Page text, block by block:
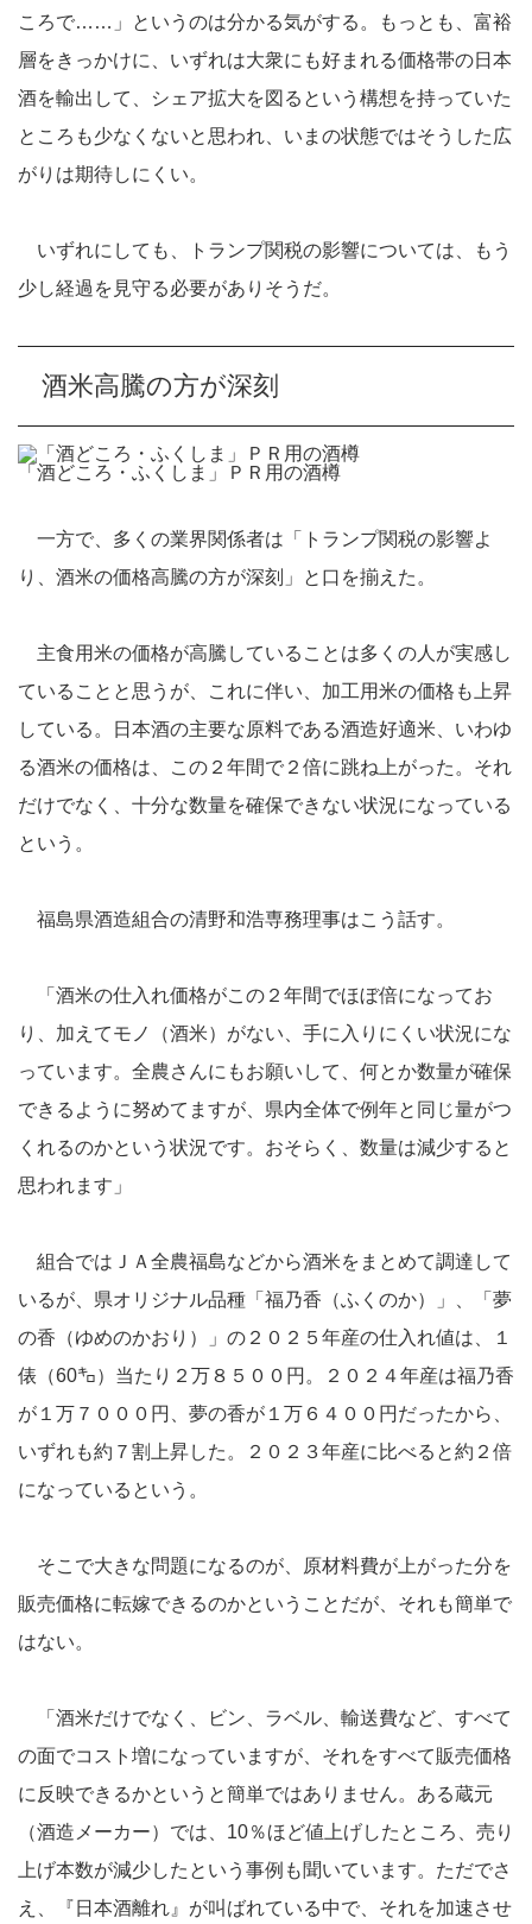
ころで……」というのは分かる気がする。もっとも、富裕
層をきっかけに、いずれは大衆にも好まれる価格帯の日本
酒を輸出して、シェア拡大を図るという構想を持っていた
ところも少なくないと思われ、いまの状態ではそうした広
がりは期待しにくい。
いずれにしても、トランプ関税の影響については、もう
少し経過を見守る必要がありそうだ。
酒米高騰の方が深刻
「酒どころ・ふくしま」ＰＲ用の酒樽
一方で、多くの業界関係者は「トランプ関税の影響よ
り、酒米の価格高騰の方が深刻」と口を揃えた。
主食用米の価格が高騰していることは多くの人が実感し
ていることと思うが、これに伴い、加工用米の価格も上昇
している。日本酒の主要な原料である酒造好適米、いわゆ
る酒米の価格は、この２年間で２倍に跳ね上がった。それ
だけでなく、十分な数量を確保できない状況になっている
という。
福島県酒造組合の清野和浩専務理事はこう話す。
「酒米の仕入れ価格がこの２年間でほぼ倍になってお
り、加えてモノ（酒米）がない、手に入りにくい状況にな
っています。全農さんにもお願いして、何とか数量が確保
できるように努めてますが、県内全体で例年と同じ量がつ
くれるのかという状況です。おそらく、数量は減少すると
思われます」
組合ではＪＡ全農福島などから酒米をまとめて調達して
いるが、県オリジナル品種「福乃香（ふくのか）」、「夢
の香（ゆめのかおり）」の２０２５年産の仕入れ値は、１
俵（60㌔）当たり２万８５００円。２０２４年産は福乃香
が１万７０００円、夢の香が１万６４００円だったから、
いずれも約７割上昇した。２０２３年産に比べると約２倍
になっているという。
そこで大きな問題になるのが、原材料費が上がった分を
販売価格に転嫁できるのかということだが、それも簡単で
はない。
「酒米だけでなく、ビン、ラベル、輸送費など、すべて
の面でコスト増になっていますが、それをすべて販売価格
に反映できるかというと簡単ではありません。ある蔵元
（酒造メーカー）では、10％ほど値上げしたところ、売り
上げ本数が減少したという事例も聞いています。ただでさ
え、『日本酒離れ』が叫ばれている中で、それを加速させ